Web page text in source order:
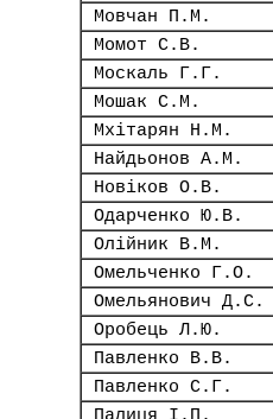
Мовчан П.М.
Момот С.В.
Москаль Г.Г.
Мошак С.М.
Мхітарян Н.М.
Найдьонов А.М.
Новіков О.В.
Одарченко Ю.В.
Олійник В.М.
Омельченко Г.О.
Омельянович Д.С.
Оробець Л.Ю.
Павленко В.В.
Павленко С.Г.